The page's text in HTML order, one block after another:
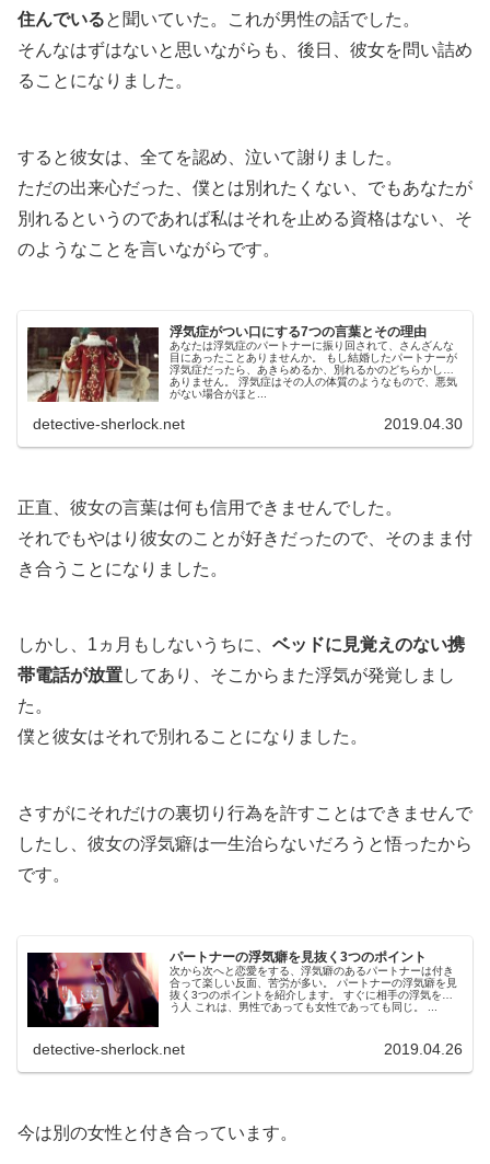
住んでいると聞いていた。これが男性の話でした。
そんなはずはないと思いながらも、後日、彼女を問い詰め
ることになりました。
すると彼女は、全てを認め、泣いて謝りました。
ただの出来心だった、僕とは別れたくない、でもあなたが
別れるというのであれば私はそれを止める資格はない、そ
のようなことを言いながらです。
浮気症がつい口にする7つの言葉とその理由
あなたは浮気症のパートナーに振り回されて、さんざんな
目にあったことありませんか。 もし結婚したパートナーが
浮気症だったら、あきらめるか、別れるかのどちらかしか
ありません。 浮気症はその人の体質のようなもので、悪気
がない場合がほと...
detective-sherlock.net 2019.04.30
正直、彼女の言葉は何も信用できませんでした。
それでもやはり彼女のことが好きだったので、そのまま付
き合うことになりました。
しかし、1ヵ月もしないうちに、 ベッドに見覚えのない携
帯電話が放置してあり、そこからまた浮気が発覚しまし
た。
僕と彼女はそれで別れることになりました。
さすがにそれだけの裏切り行為を許すことはできませんで
したし、彼女の浮気癖は一生治らないだろうと悟ったから
です。
パートナーの浮気癖を見抜く3つのポイント
次から次へと恋愛をする、浮気癖のあるパートナーは付き
合って楽しい反面、苦労が多い。 パートナーの浮気癖を見
抜く3つのポイントを紹介します。 すぐに相手の浮気を疑
う人 これは、男性であっても女性であっても同じ。 ...
detective-sherlock.net 2019.04.26
今は別の女性と付き合っています。